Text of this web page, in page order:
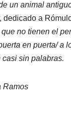
un animal
, dedicado a
no tienen el
en puerta/ a
sin palabras.
Ramos